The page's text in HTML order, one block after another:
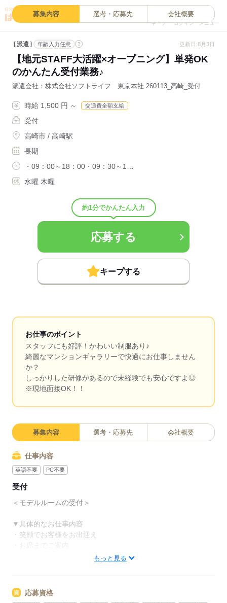
キープ ログイン メニュー
募集内容 選考・応募先 会社概要
派遣 年齢入力任意 ? 更新日:8月3日
【地元STAFF大活躍×オープニング】単発OK
のかんたん受付業務♪
派遣会社 株式会社ソフトライフ 東京本社 260113_高崎_受付
時給 1,500 円 ～ 交通費全額支給
受付
高崎市 / 高崎駅
長期
・09：00～18：00・09：30～1…
水曜 木曜
約1分でかんたん入力
応募する
キープする
お仕事のポイント
スタッフにも好評！かわいい制服あり♪
綺麗なマンションギャラリーで快適にお仕事しません
か？
しっかりした研修があるので未経験でも安心ですよ◎
※現地面接OK！！
募集内容 選考・応募先 会社概要
仕事内容
英語不要 PC不要
受付
＜モデルルームの受付＞
▼具体的なお仕事内容
・笑顔でお客様をお出迎え
・ご来場アンケートのお願い
・エアコンの温度調整、カウンターの指紋拭き など
未経験OKのシンプルな業務です◎
もっと見る
応募資格